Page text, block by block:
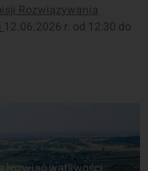
Rozwiązywania
12.06.2026 r. od 12:30 do